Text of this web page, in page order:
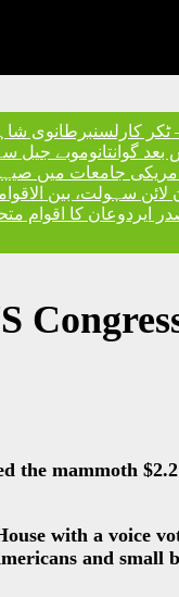
ٹکر کارلسنبرطانوی
جامعات میں
سہولت، بین
ایردوعان کا اقوام
the mammoth
with a voice
and small